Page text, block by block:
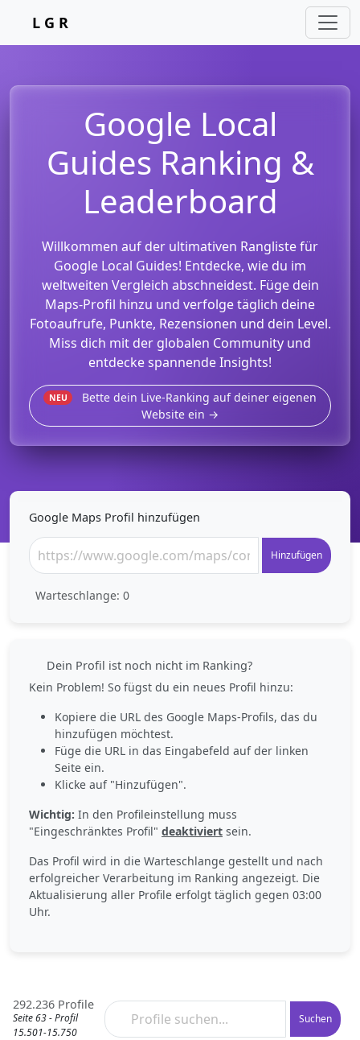
L G R
Google Local
Guides Ranking &
Leaderboard
Willkommen auf der ultimativen Rangliste für
Google Local Guides! Entdecke, wie du im
weltweiten Vergleich abschneidest. Füge dein
Maps-Profil hinzu und verfolge täglich deine
Fotoaufrufe, Punkte, Rezensionen und dein Level.
Miss dich mit der globalen Community und
entdecke spannende Insights!
NEU
Bette dein Live-Ranking auf deiner eigenen
Website ein →
Google Maps Profil hinzufügen
Hinzufügen
Warteschlange: 0
Dein Profil ist noch nicht im Ranking?
Kein Problem! So fügst du ein neues Profil hinzu:
Kopiere die URL des Google Maps-Profils, das du
hinzufügen möchtest.
Füge die URL in das Eingabefeld auf der linken
Seite ein.
Klicke auf "Hinzufügen".
Wichtig: In den Profileinstellung muss
"Eingeschränktes Profil" deaktiviert sein.
Das Profil wird in die Warteschlange gestellt und nach
erfolgreicher Verarbeitung im Ranking angezeigt. Die
Aktualisierung aller Profile erfolgt täglich gegen 03:00
Uhr.
292.236 Profile
Seite 63 - Profil
15.501-15.750
Suchen